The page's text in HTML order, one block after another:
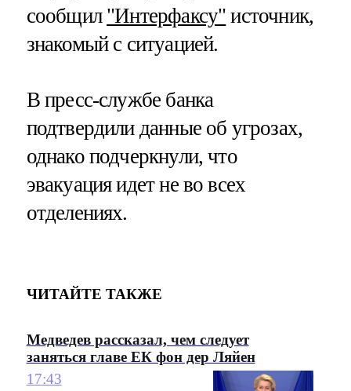
сообщил "Интерфаксу" источник,
знакомый с ситуацией.
В пресс-службе банка
подтвердили данные об угрозах,
однако подчеркнули, что
эвакуация идет не во всех
отделениях.
ЧИТАЙТЕ ТАКЖЕ
Медведев рассказал, чем следует
заняться главе ЕК фон дер Ляйен
17:43